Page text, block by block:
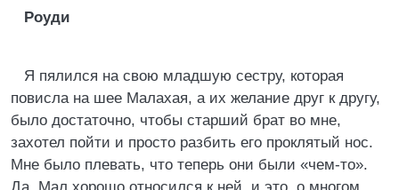
Роуди
Я пялился на свою младшую сестру, которая
повисла на шее Малахая, а их желание друг к другу,
было достаточно, чтобы старший брат во мне,
захотел пойти и просто разбить его проклятый нос.
Мне было плевать, что теперь они были «чем-то».